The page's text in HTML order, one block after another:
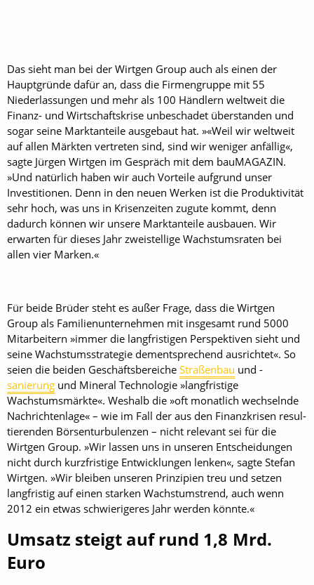
Das sieht man bei der Wirtgen Group auch als einen der
Hauptgründe dafür an, dass die Firmengruppe mit 55
Niederlassungen und mehr als 100 Händlern weltweit die
Finanz- und Wirtschaftskrise unbeschadet überstanden und
sogar seine Marktanteile ausgebaut hat. »«Weil wir weltweit
auf allen Märkten vertreten sind, sind wir weniger anfällig«,
sagte Jürgen Wirtgen im Gespräch mit dem bauMAGAZIN.
»Und natürlich haben wir auch Vorteile aufgrund unser
Investitionen. Denn in den neuen Werken ist die Produktivität
sehr hoch, was uns in Krisenzeiten zugute kommt, denn
dadurch können wir unsere Marktanteile ausbauen. Wir
erwarten für dieses Jahr zweistellige Wachstumsraten bei
allen vier Marken.«
Für beide Brüder steht es außer Frage, dass die Wirtgen
Group als Familienunternehmen mit insgesamt rund 5000
Mitarbeitern »immer die langfristigen Perspektiven sieht und
seine Wachstumsstrategie dementsprechend ausrichtet«. So
seien die beiden Geschäftsbereiche Straßenbau und -
sanierung und Mineral Technologie »langfristige
Wachstumsmärkte«. Weshalb die »oft monatlich wechselnde
Nachrichtenlage« – wie im Fall der aus den Finanzkrisen resul­
tierenden Börsenturbulenzen – nicht relevant sei für die
Wirtgen Group. »Wir lassen uns in unseren Entscheidungen
nicht durch kurzfristige Entwicklungen lenken«, sagte Stefan
Wirtgen. »Wir bleiben unseren Prinzipien treu und setzen
langfristig auf einen starken Wachstumstrend, auch wenn
2012 ein etwas schwierigeres Jahr werden könnte.«
Umsatz steigt auf rund 1,8 Mrd.
Euro